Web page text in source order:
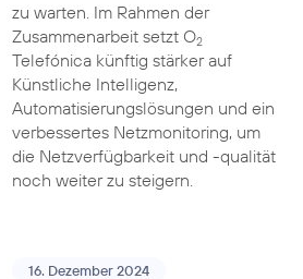
zu warten. Im Rahmen der
Zusammenarbeit setzt O2
Telefónica künftig stärker auf
Künstliche Intelligenz,
Automatisierungslösungen und ein
verbessertes Netzmonitoring, um
die Netzverfügbarkeit und -qualität
noch weiter zu steigern.
16. Dezember 2024